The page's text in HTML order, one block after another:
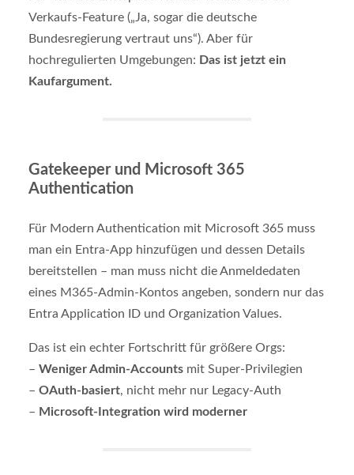
Verkaufs-Feature („Ja, sogar die deutsche
Bundesregierung vertraut uns“). Aber für
hochregulierten Umgebungen: Das ist jetzt ein
Kaufargument.
Gatekeeper und Microsoft 365
Authentication
Für Modern Authentication mit Microsoft 365 muss
man ein Entra-App hinzufügen und dessen Details
bereitstellen – man muss nicht die Anmeldedaten
eines M365-Admin-Kontos angeben, sondern nur das
Entra Application ID und Organization Values.
Das ist ein echter Fortschritt für größere Orgs:
– Weniger Admin-Accountsmit Super-Privilegien
– OAuth-basiert, nicht mehr nur Legacy-Auth
– Microsoft-Integration wird moderner